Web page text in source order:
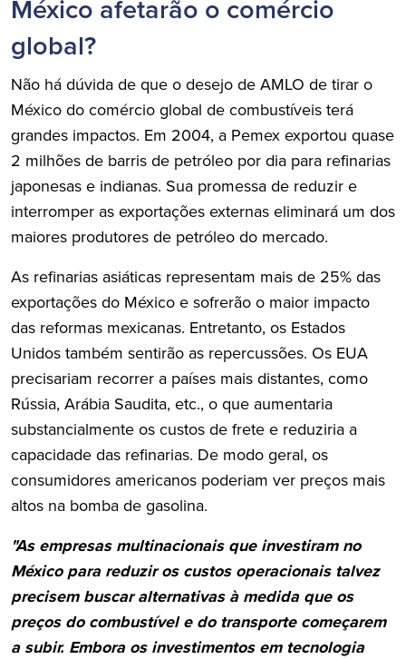
México afetarão o comércio
global?
Não há dúvida de que o desejo de AMLO de tirar o
México do comércio global de combustíveis terá
grandes impactos. Em 2004, a Pemex exportou quase
2 milhões de barris de petróleo por dia para refinarias
japonesas e indianas. Sua promessa de reduzir e
interromper as exportações externas eliminará um dos
maiores produtores de petróleo do mercado.
As refinarias asiáticas representam mais de 25% das
exportações do México e sofrerão o maior impacto
das reformas mexicanas. Entretanto, os Estados
Unidos também sentirão as repercussões. Os EUA
precisariam recorrer a países mais distantes, como
Rússia, Arábia Saudita, etc., o que aumentaria
substancialmente os custos de frete e reduziria a
capacidade das refinarias. De modo geral, os
consumidores americanos poderiam ver preços mais
altos na bomba de gasolina.
"As empresas multinacionais que investiram no
México para reduzir os custos operacionais talvez
precisem buscar alternativas à medida que os
preços do combustível e do transporte começarem
a subir. Embora os investimentos em tecnologia